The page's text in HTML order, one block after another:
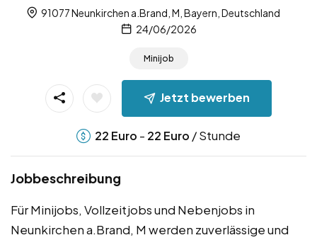
91077 Neunkirchen a.Brand, M, Bayern, Deutschland
24/06/2026
Minijob
Jetzt bewerben
22 Euro - 22 Euro / Stunde
Jobbeschreibung
Für Minijobs, Vollzeitjobs und Nebenjobs in
Neunkirchen a.Brand, M werden zuverlässige und